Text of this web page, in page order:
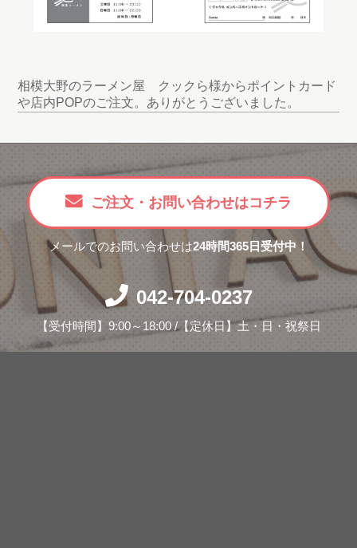
相模大野のラーメン屋 クックら様からポイントカード
や店内POPのご注文。ありがとうございました。
ご注文・お問い合わせはコチラ
メールでのお問い合わせは24時間365日受付中！
042-704-0237
【受付時間】9:00～18:00 /【定休日】土・日・祝祭日